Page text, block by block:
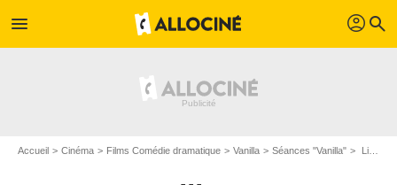
menu profil search
Accueil Cinéma Films Comédie dramatique Vanilla Séances "Vanilla" Lieux projetant le film Vanilla: Bouches-du-Rhône